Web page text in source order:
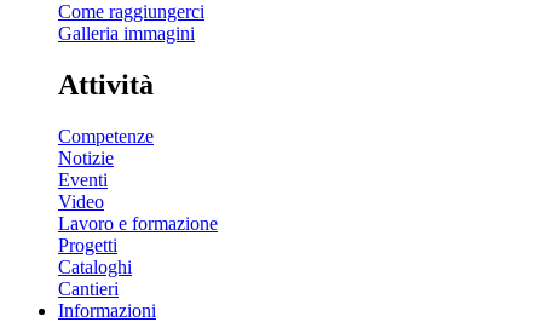
Come raggiungerci
Galleria immagini
Attività
Competenze
Notizie
Eventi
Video
Lavoro e formazione
Progetti
Cataloghi
Cantieri
Informazioni